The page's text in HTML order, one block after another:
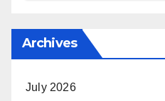
Archives
July 2026